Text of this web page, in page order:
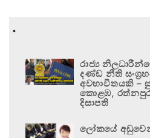
.
රාජ්‍ය
දණ්ඩ නීති
අවභාවිතයකි
කොළඹ,
දිසාපති
ලෝකයේ